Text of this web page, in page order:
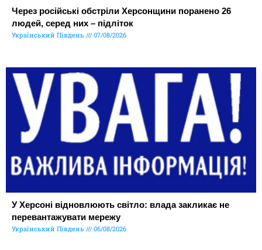
Через російські обстріли Херсонщини поранено 26
людей, серед них – підліток
Український Південь 07/08/2026
У Херсоні відновлюють світло: влада закликає не
перевантажувати мережу
Український Південь 06/08/2026